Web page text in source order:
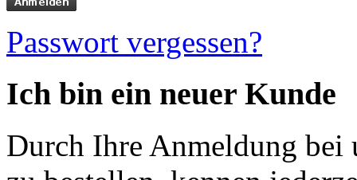
Passwort vergessen?
Ich bin ein neuer Kunde
Durch Ihre Anmeldung bei